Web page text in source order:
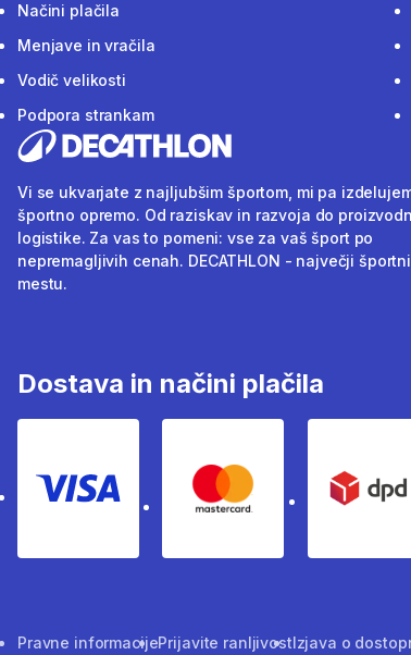
Načini plačila
Menjave in vračila
Vodič velikosti
Podpora strankam
Vi se ukvarjate z najljubšim športom, mi pa
športno opremo. Od raziskav in razvoja do
logistike. Za vas to pomeni: vse za vaš šport po
nepremagljivih cenah. DECATHLON - največji
mestu.
Dostava in načini plačila
Visa Mastercard Dpd
Pravne informacijePrijavite ranljivostIzjava o